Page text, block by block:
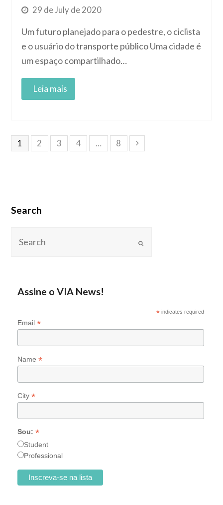
29 de July de 2020
Um futuro planejado para o pedestre, o ciclista
e o usuário do transporte público Uma cidade é
um espaço compartilhado…
1 2 3 4 … 8
Search
Assine o VIA News!
*indicates required
Email *
Name *
City *
Sou: *
Student
Professional